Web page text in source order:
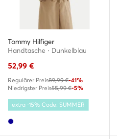
Tommy Hilfiger
Handtasche · Dunkelblau
52,99 €
Regulärer Preis89,99 €-41%
Niedrigster Preis55,99 €-5%
extra -15% Code: SUMMER